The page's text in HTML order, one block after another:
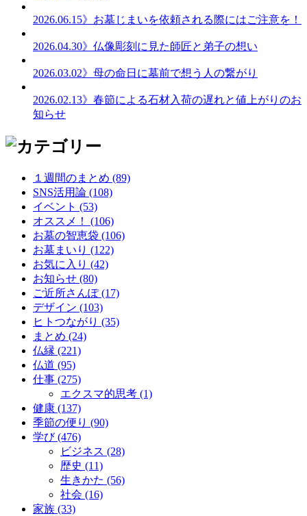
2026.06.15》お墓じまいを依頼される際にはご注意を！
2026.04.30》仏像彫刻に見た師匠と弟子の想い
2026.03.02》母の命日に墓前で想う人の繋がり
2026.02.13》春節による石材入荷の遅れと値上がりのお
知らせ
１週間のまとめ (89)
SNS活用論 (108)
イベント (53)
オススメ！ (106)
お墓の智恵袋 (106)
お墓まいり (122)
お気に入り (42)
お知らせ (80)
ご近所さんぽ (17)
デザイン (103)
ヒトつながり (35)
まとめ (24)
仏縁 (221)
仏道 (95)
仕事 (275)
エクスマ的思考 (1)
健康 (137)
季節の便り (90)
学び (476)
ビジネス (28)
歴史 (11)
生きかた (56)
社会 (16)
家族 (33)